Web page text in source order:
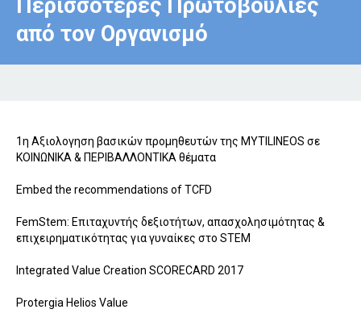
Περισσότερες Πρωτοβουλίες
από τον Οργανισμό
1η Αξιολογηση βασικών προμηθευτών της MYTILINEOS σε
ΚΟΙΝΩΝΙΚΑ & ΠΕΡΙΒΑΛΛΟΝΤΙΚΑ θέματα
Embed the recommendations of TCFD
FemStem: Επιταχυντής δεξιοτήτων, απασχολησιμότητας &
επιχειρηματικότητας για γυναίκες στο STEM
Integrated Value Creation SCORECARD 2017
Protergia Helios Value